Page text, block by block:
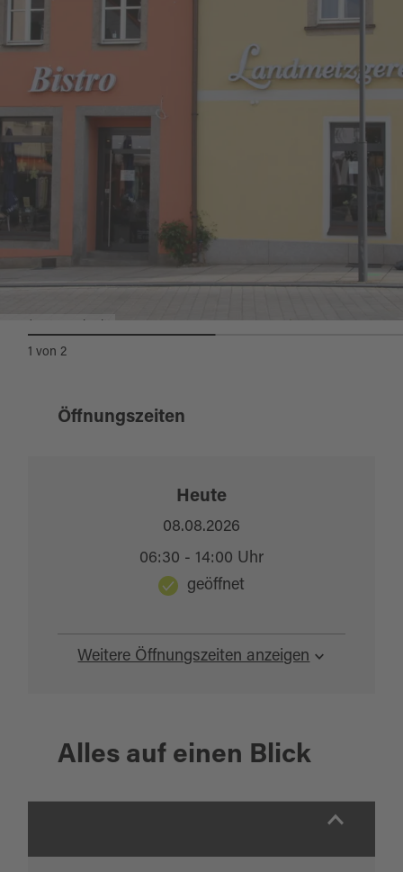
1 von2
Öffnungszeiten
Weitere Öffnungszeiten anzeigen
Heute
08.08.2026
06:30 - 14:00 Uhr
geöffnet
Alles auf einen Blick